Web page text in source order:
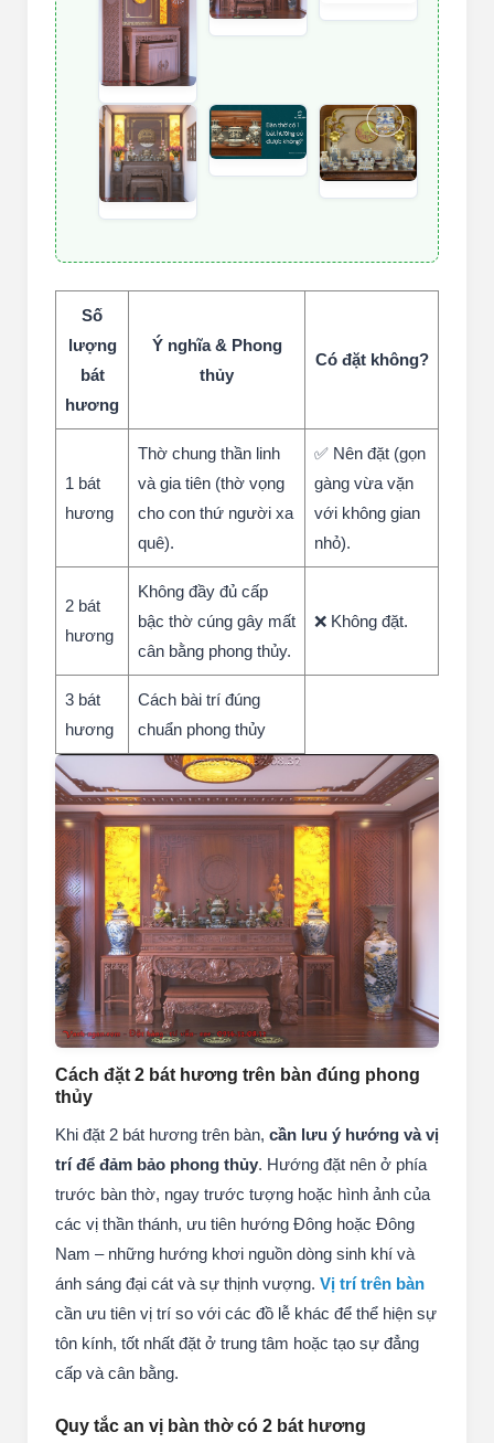
BỘ SƯU TẬP HÌNH ẢNH THỰC TẾ
Số
lượng
hương
Ý nghĩa & Phong
Có đặt không?
1 bát
hương
Thờ chung thần linh
và gia tiên (thờ vọng
cho con thứ người xa
quê).
✅ Nên đặt (gọn
với không gian
hương
Không đầy đủ cấp
bậc thờ cúng gây mất
cân bằng phong thủy.
❌ Không đặt.
3 bát
hương
Cách bài trí đúng
chuẩn phong thủy
Cách đặt 2 bát hương trên bàn đúng phong
thủy
Khi đặt 2 bát hương trên bàn,cần lưu ý hướng và vị
trí để đảm bảo phong thủy. Hướng đặt nên ở phía
trước bàn thờ, ngay trước tượng hoặc hình ảnh của
các vị thần thánh, ưu tiên hướng Đông hoặc Đông
Nam – những hướng khơi nguồn dòng sinh khí và